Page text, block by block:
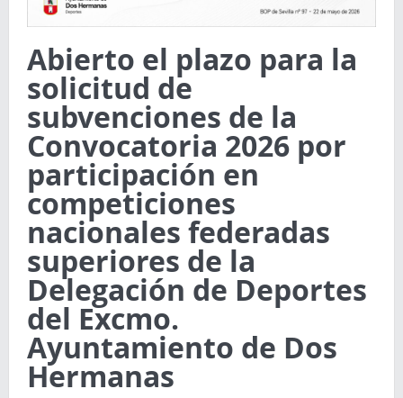
Abierto el plazo para la
solicitud de
subvenciones de la
Convocatoria 2026 por
participación en
competiciones
nacionales federadas
superiores de la
Delegación de Deportes
del Excmo.
Ayuntamiento de Dos
Hermanas